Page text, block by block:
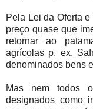
Pela Lei da Oferta
preço quase que
retornar ao
agrícolas p. ex.
denominados bens
Mas nem todos
designados como